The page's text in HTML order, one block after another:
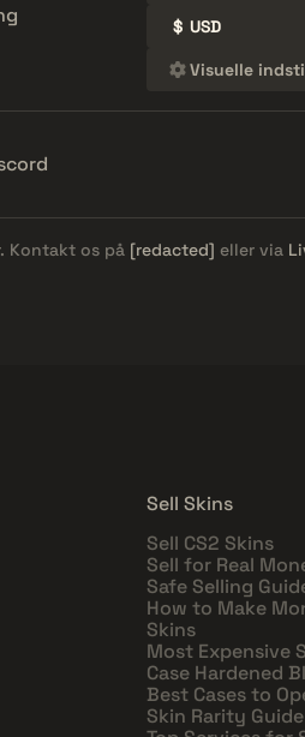
$ USD
Visuelle
Kontakt os på [redacted] eller via
Sell Skins
Sell CS2 Skins
Sell for Real
Safe Selling
How to Make
Skins
Most Expensive
Case Hardened
Best Cases to
Skin Rarity Guide